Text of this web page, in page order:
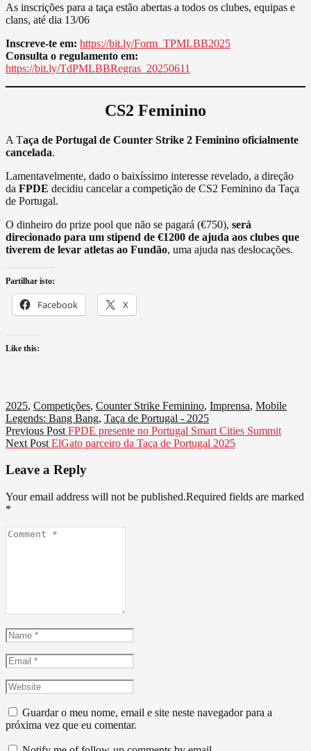
e
As inscrições para a taça estão abertas a todos os clubes, equipas e
clans, até dia 13/06
Inscreve-te em: https://bit.ly/Form_TPMLBB2025
Consulta o regulamento em:
https://bit.ly/TdPMLBBRegras_20250611
CS2 Feminino
A Taça de Portugal de Counter Strike 2 Feminino oficialmente
cancelada.
Lamentavelmente, dado o baixíssimo interesse revelado, a direção
da FPDE decidiu cancelar a competição de CS2 Feminino da Taça
de Portugal.
O dinheiro do prize pool que não se pagará (€750), será
direcionado para um stipend de €1200 de ajuda aos clubes que
tiverem de levar atletas ao Fundão, uma ajuda nas deslocações.
Partilhar isto:
Facebook X
Like this:
2025, Competições, Counter Strike Feminino, Imprensa, Mobile
Legends: Bang Bang, Taça de Portugal - 2025
Navegação
de
artigos
Previous Post Previous
post:
FPDE presente no Portugal Smart Cities Summit
Next Post Next
ElGato parceiro da Taça de Portugal 2025
Leave a Reply
Your email address will not be published.Required fields are marked
*
Comment
Name
*
Email
*
Website
Guardar o meu nome, email e site neste navegador para a
próxima vez que eu comentar.